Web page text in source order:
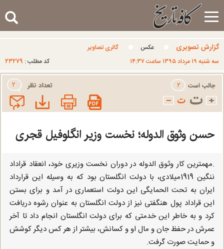
Toggle
navigation
گزارش تصويری عکس
گالری تصاویر
سه شنبه ۱۹ مرداد ۱۳۹۵ ساعت ۱۴:۳۷
کد مطلب : ۲۳۲۷۹
۲ ۲
حسن وثوق الدوله؛ نخست وزیر انگلوفیل قجری
.مهمترین کار وثوق الدوله در دوران نخست وزیری خود، انعقاد قراداد
ننگین 1919میلادی، با دولت انگلستان بود که به وسیله این قرارداد
ایران به تحت الحمایگی این دولت استعماری در آمد و برای بستن
این قراداد پول هنگفتی نیز از دولت انگلستان به عنوان رشوه دریافت
کرد و به خاطر این خدمتی که برای دولت انگلستان انجام داد تا آخر
عمرش در حفظ جان و مال او و کسانش، بیشتر از هر کس دیگر کوشش
و حمایت صورت گرفت.